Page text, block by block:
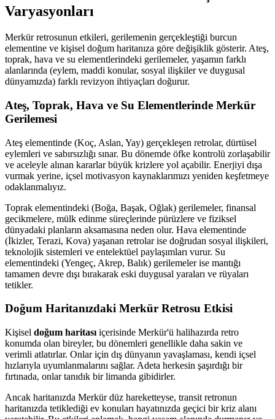
Varyasyonları
Merkür retrosunun etkileri, gerilemenin gerçekleştiği burcun
elementine ve kişisel doğum haritanıza göre değişiklik gösterir. Ateş,
toprak, hava ve su elementlerindeki gerilemeler, yaşamın farklı
alanlarında (eylem, maddi konular, sosyal ilişkiler ve duygusal
dünyamızda) farklı revizyon ihtiyaçları doğurur.
Ateş, Toprak, Hava ve Su Elementlerinde Merkür
Gerilemesi
Ateş elementinde (Koç, Aslan, Yay) gerçekleşen retrolar, dürtüsel
eylemleri ve sabırsızlığı sınar. Bu dönemde öfke kontrolü zorlaşabilir
ve aceleyle alınan kararlar büyük krizlere yol açabilir. Enerjiyi dışa
vurmak yerine, içsel motivasyon kaynaklarımızı yeniden keşfetmeye
odaklanmalıyız.
Toprak elementindeki (Boğa, Başak, Oğlak) gerilemeler, finansal
gecikmelere, mülk edinme süreçlerinde pürüzlere ve fiziksel
dünyadaki planların aksamasına neden olur. Hava elementinde
(İkizler, Terazi, Kova) yaşanan retrolar ise doğrudan sosyal ilişkileri,
teknolojik sistemleri ve entelektüel paylaşımları vurur. Su
elementindeki (Yengeç, Akrep, Balık) gerilemeler ise mantığı
tamamen devre dışı bırakarak eski duygusal yaraları ve rüyaları
tetikler.
Doğum Haritanızdaki Merkür Retrosu Etkisi
Kişisel doğum haritası içerisinde Merkür'ü halihazırda retro
konumda olan bireyler, bu dönemleri genellikle daha sakin ve
verimli atlatırlar. Onlar için dış dünyanın yavaşlaması, kendi içsel
hızlarıyla uyumlanmalarını sağlar. Adeta herkesin şaşırdığı bir
fırtınada, onlar tanıdık bir limanda gibidirler.
Ancak haritanızda Merkür düz hareketteyse, transit retronun
haritanızda tetiklediği ev konuları hayatınızda geçici bir kriz alanı